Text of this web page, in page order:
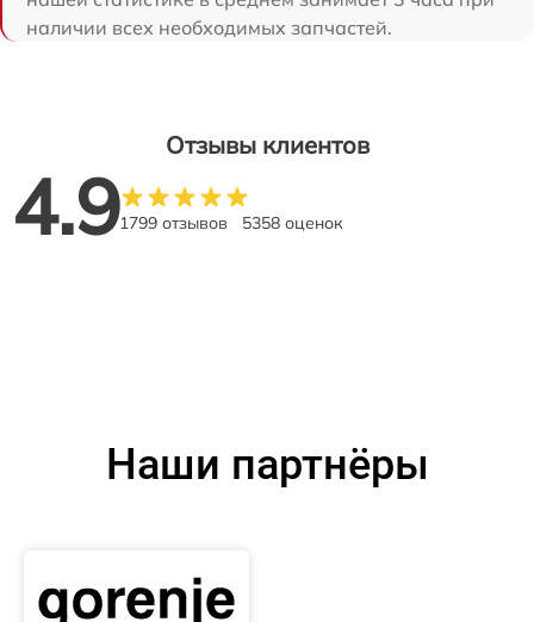
наличии всех необходимых запчастей.
Отзывы клиентов
4.91799 отзывов 5358 оценок
Наши партнёры